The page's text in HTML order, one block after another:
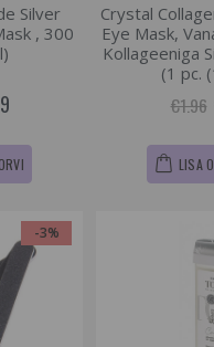
Silver
, 300
Crystal
Eye Mask,
Kollageeniga
(1 pc.
€1.96
LISA
-3%